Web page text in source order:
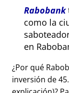
Rabobank
como la
en
¿Por qué
inversión de